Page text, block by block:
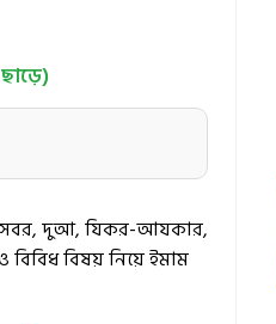
সবর, দুআ, যিকর-আযকার,
বিষয় নিয়ে ইমাম